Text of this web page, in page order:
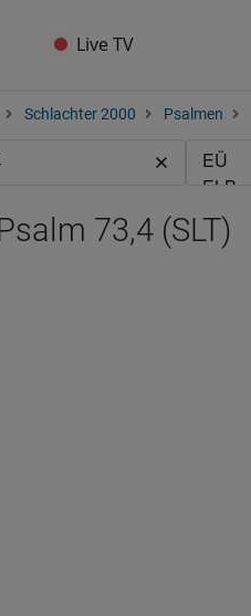
Live TV
Schlachter 2000 Psalmen
73,4 (SLT)